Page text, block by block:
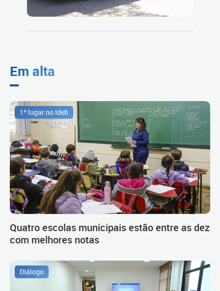
Em alta
1º lugar no Ideb
Quatro escolas municipais estão entre as dez
com melhores notas
Diálogo